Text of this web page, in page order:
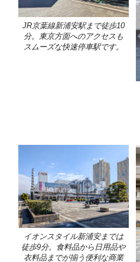
JR京葉線新浦安駅まで徒歩10
分。東京方面へのアクセスも
スムーズな快速停車駅です。
イオンスタイル新浦安までは
徒歩9分。食料品から日用品や
衣料品までが揃う便利な商業